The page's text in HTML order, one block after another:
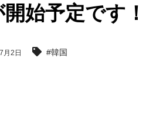
始予定です！
月2日 #韓国